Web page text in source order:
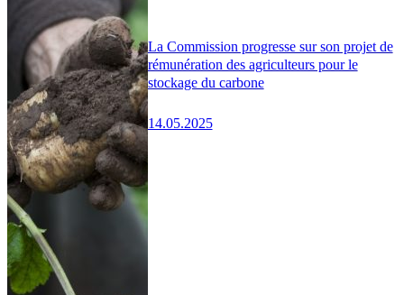
La Commission progresse sur son projet de
rémunération des agriculteurs pour le
stockage du carbone
14.05.2025